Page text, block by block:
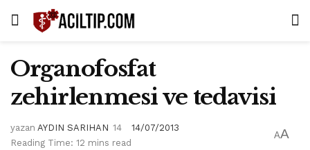
Organofosfat
zehirlenmesi ve tedavisi
yazan AYDIN SARIHAN
14/07/2013
Reading Time: 12 mins read
AA